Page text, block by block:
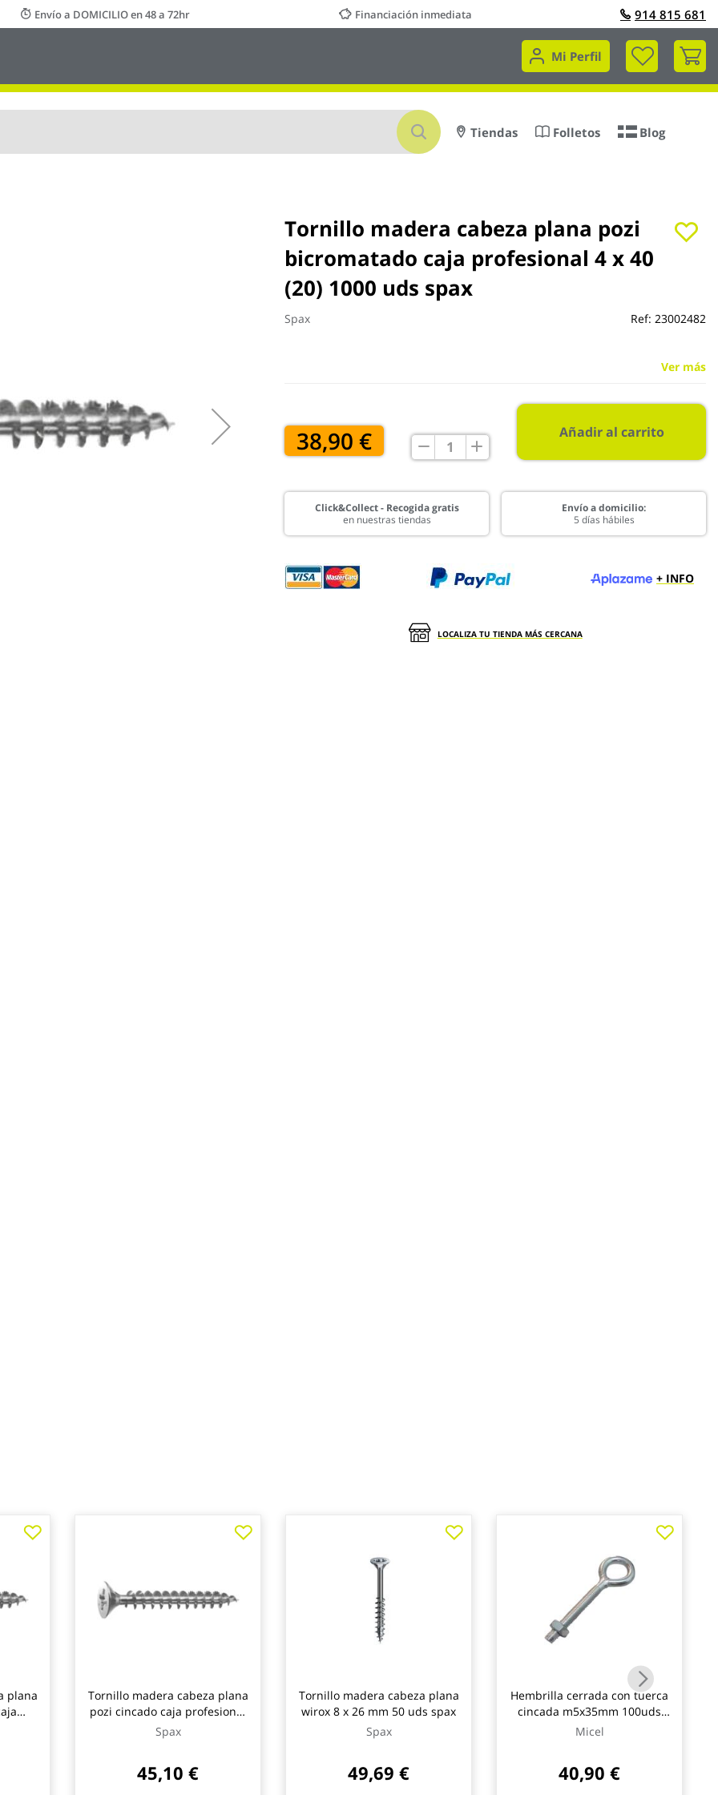
Envío a DOMICILIO en 48 a 72hr Financiación inmediata 914 815 681
Mi Perfil
Mi
Buscar
Tiendas Folletos Blog
Tornillo madera cabeza plana pozi
bicromatado caja profesional 4 x 40
(20) 1000 uds spax
Spax Ref: 23002482
Ver más
38,90 € Añadir al carrito
Click&Collect - Recogida gratis
en nuestras tiendas
Envío a domicilio:
5 días hábiles
+ INFO
LOCALIZA TU TIENDA MÁS CERCANA
plana
1000
Tornillo madera cabeza plana
pozi cincado caja profesional
4,5 x 30 (21) 1000 uds spax
Spax
45,10 €
Tornillo madera cabeza plana
wirox 8 x 26 mm 50 uds spax
Spax
49,69 €
Hembrilla cerrada con tuerca
cincada m5x35mm 100uds
micel
Micel
40,90 €